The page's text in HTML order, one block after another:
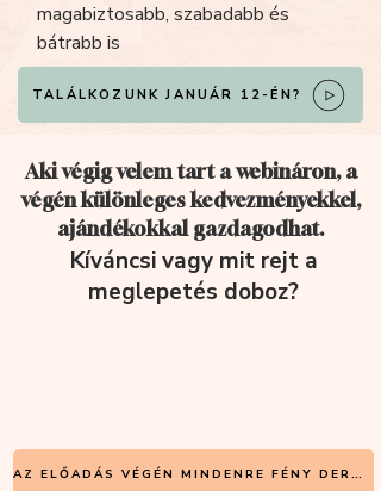
magabiztosabb, szabadabb és
bátrabb is
TALÁLKOZUNK JANUÁR 12-ÉN?
Aki végig velem tart a webináron, a
végén különleges kedvezményekkel,
ajándékokkal gazdagodhat.
Kíváncsi vagy mit rejt a
meglepetés doboz?
AZ ELŐADÁS VÉGÉN MINDENRE FÉNY DERÜL